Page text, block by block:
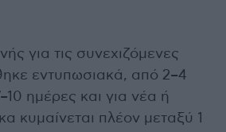
για τις συνεχιζόμενες
εντυπωσιακά, από 2–4
ημέρες και για νέα ή
κυμαίνεται πλέον μεταξύ 1